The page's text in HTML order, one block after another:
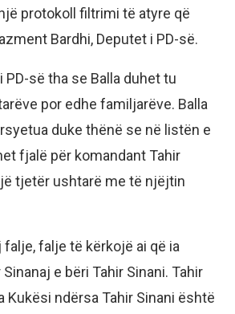
protokoll filtrimi të atyre që
Bardhi, Deputet i PD-së.
PD-së tha se Balla duhet tu
por edhe familjarëve. Balla
duke thënë se në listën e
fjalë për komandant Tahir
tjetër ushtarë me të njëjtin
falje, falje të kërkojë ai që ia
e bëri Tahir Sinani. Tahir
Kukësi ndërsa Tahir Sinani është